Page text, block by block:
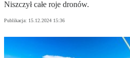
Niszczył całe roje dronów.
Publikacja: 15.12.2024 15:36